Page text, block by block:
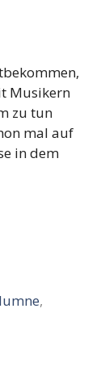
Musikern
zu tun
mal auf
in dem
,